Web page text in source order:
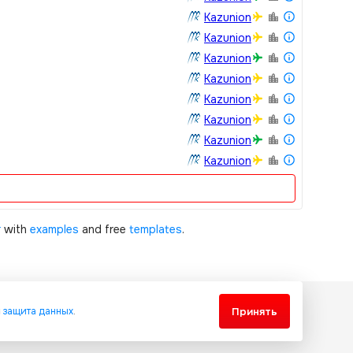
Kazunion
Kazunion
Kazunion
Kazunion
Kazunion
Kazunion
Kazunion
Kazunion
with examples and free templates.
соглашениями и законодательством Республики
защита данных. Принять